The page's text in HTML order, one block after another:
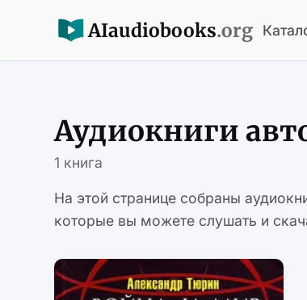
AIaudiobooks.org
Аудиокниги
1 книга
На этой странице собраны
которые вы можете слушать и